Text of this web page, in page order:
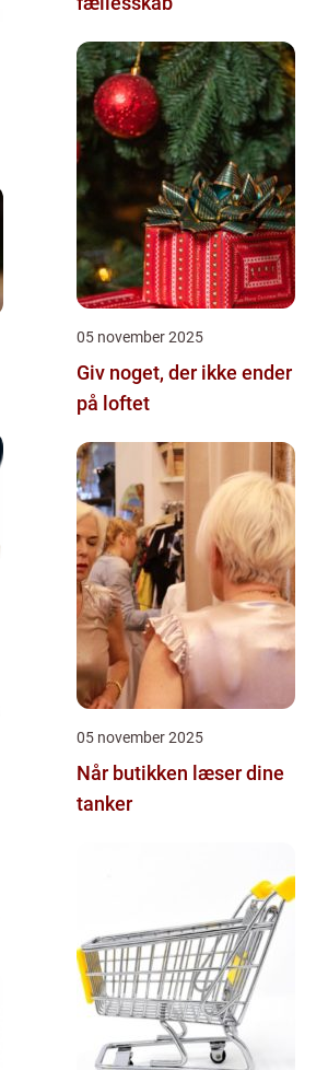
05 november 2025
Giv noget, der ikke ender
på loftet
05 november 2025
Når butikken læser dine
tanker